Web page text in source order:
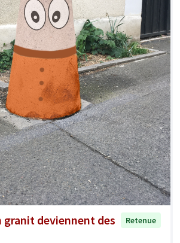
granit deviennent des
Retenue